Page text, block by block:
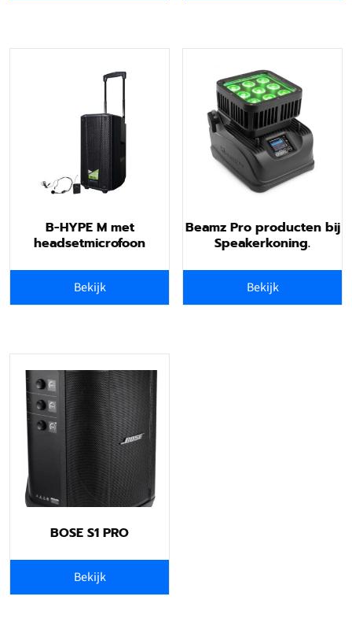
B-HYPE M met
headsetmicrofoon
Bekijk
Beamz Pro producten bij
Speakerkoning.
Bekijk
BOSE S1 PRO
Bekijk